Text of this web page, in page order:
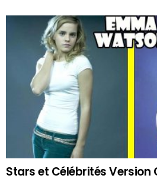
Stars et Célébrités Version